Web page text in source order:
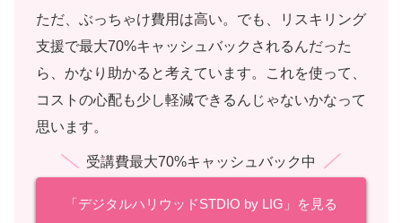
ただ、ぶっちゃけ費用は高い。でも、リスキリング
支援で最大70%キャッシュバックされるんだった
ら、かなり助かると考えています。これを使って、
コストの心配も少し軽減できるんじゃないかなって
思います。
受講費最大70%キャッシュバック中
「デジタルハリウッドSTDIO by LIG」を見る